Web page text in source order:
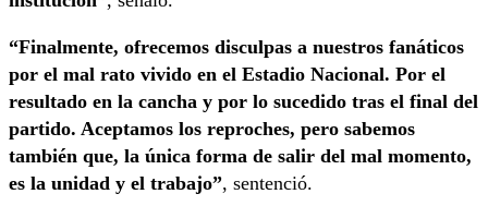
“Finalmente, ofrecemos disculpas a nuestros fanáticos
por el mal rato vivido en el Estadio Nacional. Por el
resultado en la cancha y por lo sucedido tras el final del
partido. Aceptamos los reproches, pero sabemos
también que, la única forma de salir del mal momento,
es la unidad y el trabajo”, sentenció.